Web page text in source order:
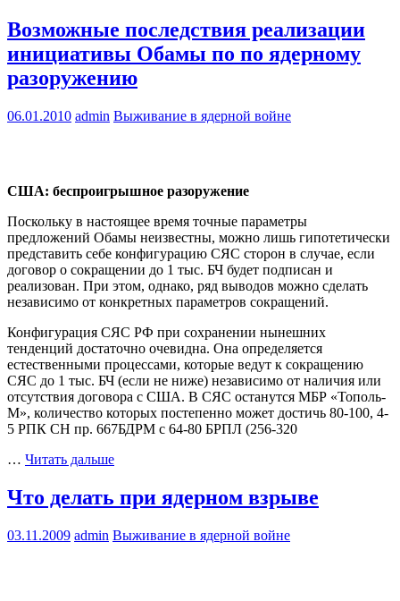
Возможные последствия реализации
инициативы Обамы по по ядерному
разоружению
06.01.2010 admin Выживание в ядерной войне
США: беспроигрышное разоружение
Поскольку в настоящее время точные параметры
предложений Обамы неизвестны, можно лишь гипотетически
представить себе конфигурацию СЯС сторон в случае, если
договор о сокращении до 1 тыс. БЧ будет подписан и
реализован. При этом, однако, ряд выводов можно сделать
независимо от конкретных параметров сокращений.
Конфигурация СЯС РФ при сохранении нынешних
тенденций достаточно очевидна. Она определяется
естественными процессами, которые ведут к сокращению
СЯС до 1 тыс. БЧ (если не ниже) независимо от наличия или
отсутствия договора с США. В СЯС останутся МБР «Тополь-
М», количество которых постепенно может достичь 80-100, 4-
5 РПК СН пр. 667БДРМ с 64-80 БРПЛ (256-320
… Читать дальше
Что делать при ядерном взрыве
03.11.2009 admin Выживание в ядерной войне